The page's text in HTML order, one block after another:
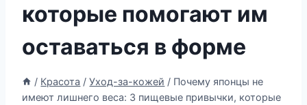
которые помогают им
оставаться в форме
/ Красота / Уход-за-кожей / Почему японцы не
имеют лишнего веса: 3 пищевые привычки, которые